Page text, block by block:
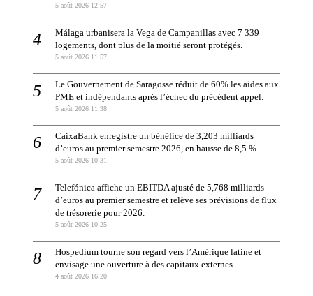
5 août 2026 12:57
Málaga urbanisera la Vega de Campanillas avec 7 339
logements, dont plus de la moitié seront protégés.
5 août 2026 11:57
Le Gouvernement de Saragosse réduit de 60% les aides aux
PME et indépendants après l’échec du précédent appel.
5 août 2026 11:38
CaixaBank enregistre un bénéfice de 3,203 milliards
d’euros au premier semestre 2026, en hausse de 8,5 %.
5 août 2026 10:31
Telefónica affiche un EBITDA ajusté de 5,768 milliards
d’euros au premier semestre et relève ses prévisions de flux
de trésorerie pour 2026.
5 août 2026 10:25
Hospedium tourne son regard vers l’Amérique latine et
envisage une ouverture à des capitaux externes.
4 août 2026 16:20